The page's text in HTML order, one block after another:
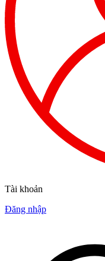
Tài khoản
Đăng nhập